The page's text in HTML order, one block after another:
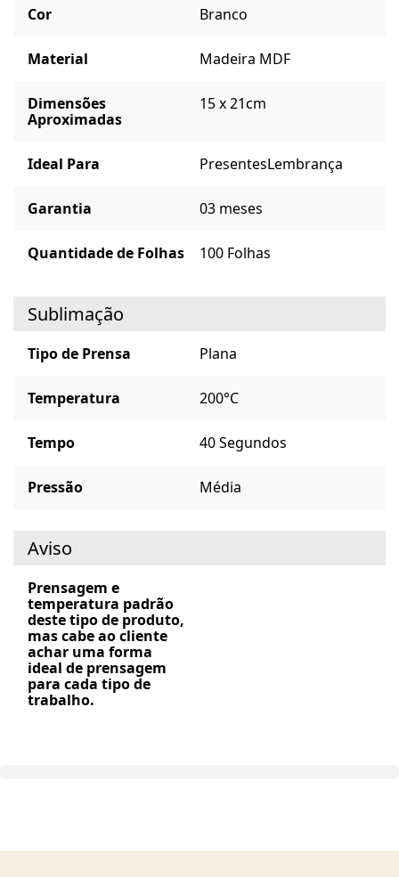
Cor Branco
Material Madeira MDF
Dimensões
Aproximadas
15 x 21cm
Ideal Para PresentesLembrança
Garantia 03 meses
Quantidade de Folhas 100 Folhas
Sublimação
Tipo de Prensa Plana
Temperatura 200°C
Tempo 40 Segundos
Pressão Média
Aviso
Prensagem e
temperatura padrão
deste tipo de produto,
mas cabe ao cliente
achar uma forma
ideal de prensagem
para cada tipo de
trabalho.